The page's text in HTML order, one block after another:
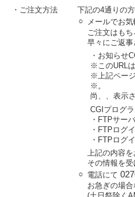
・ご注文方法
下記の4通りの
○
メールでお
ご注文はも
早々にご返
・お知ら
※このURL
※上記ペー
※。
尚、、表示
CGIプログ
・
・FTP
・FTP
上記の内容
その情報を
○ 電話にて
お急ぎの場